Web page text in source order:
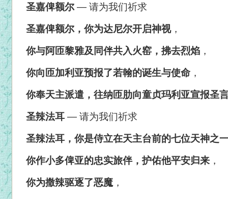
圣嘉俾额尔— 请为我们祈求
圣嘉俾额尔，你为达尼尔开启神视，
你与阿匝黎雅及同伴共入火窑，拂去烈焰 ，
你向匝加利亚预报了若翰的诞生与使命 ，
你奉天主派遣，往纳匝肋向童贞玛利亚宣报圣
圣辣法耳 — 请为我们祈求
圣辣法耳，你是侍立在天主台前的七位天神之
你作小多俾亚的忠实旅伴，护佑他平安归来 ，
你为撒辣驱逐了恶魔 ，